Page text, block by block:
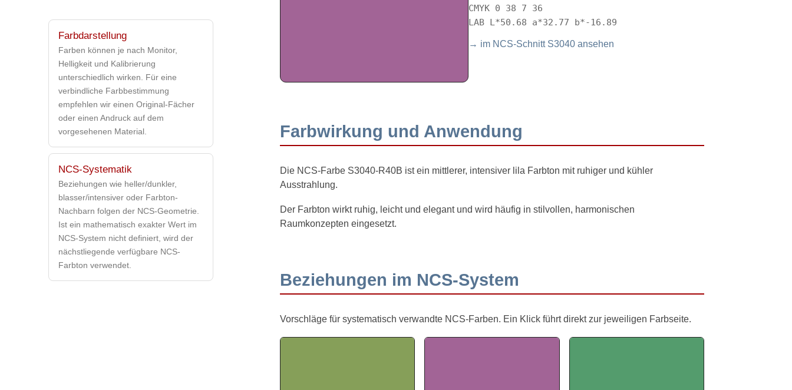
CMYK 0 38 7 36
LAB L*50.68 a*32.77 b*-16.89
→ im NCS-Schnitt S3040 ansehen
Farbwirkung und Anwendung
Die NCS-Farbe S3040-R40B ist ein mittlerer, intensiver lila Farbton mit ruhiger und kühler
Ausstrahlung.
Der Farbton wirkt ruhig, leicht und elegant und wird häufig in stilvollen, harmonischen
Raumkonzepten eingesetzt.
Beziehungen im NCS-System
Vorschläge für systematisch verwandte NCS-Farben. Ein Klick führt direkt zur jeweiligen Farbseite.
Farbdarstellung
Farben können je nach Monitor,
Helligkeit und Kalibrierung
unterschiedlich wirken. Für eine
verbindliche Farbbestimmung
empfehlen wir einen Original-Fächer
oder einen Andruck auf dem
vorgesehenen Material.
NCS-Systematik
Beziehungen wie heller/dunkler,
blasser/intensiver oder Farbton-
Nachbarn folgen der NCS-Geometrie.
Ist ein mathematisch exakter Wert im
NCS-System nicht definiert, wird der
nächstliegende verfügbare NCS-
Farbton verwendet.